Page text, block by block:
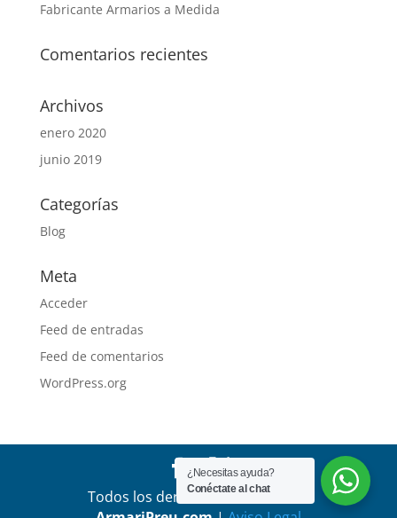
Fabricante Armarios a Medida
Comentarios recientes
Archivos
enero 2020
junio 2019
Categorías
Blog
Meta
Acceder
Feed de entradas
Feed de comentarios
WordPress.org
Todos los derechos reservados a
¿Necesitas ayuda?
Conéctate al chat